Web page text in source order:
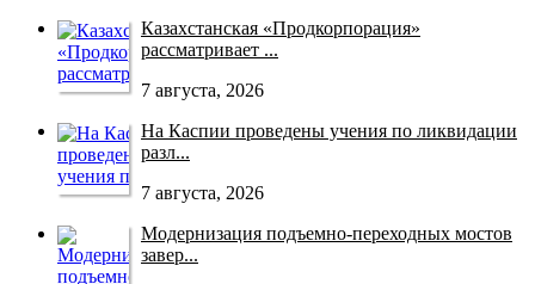
Казахстанская «Продкорпорация»
рассматривает ...
7 августа, 2026
На Каспии проведены учения по ликвидации
разл...
7 августа, 2026
Модернизация подъемно-переходных мостов
завер...